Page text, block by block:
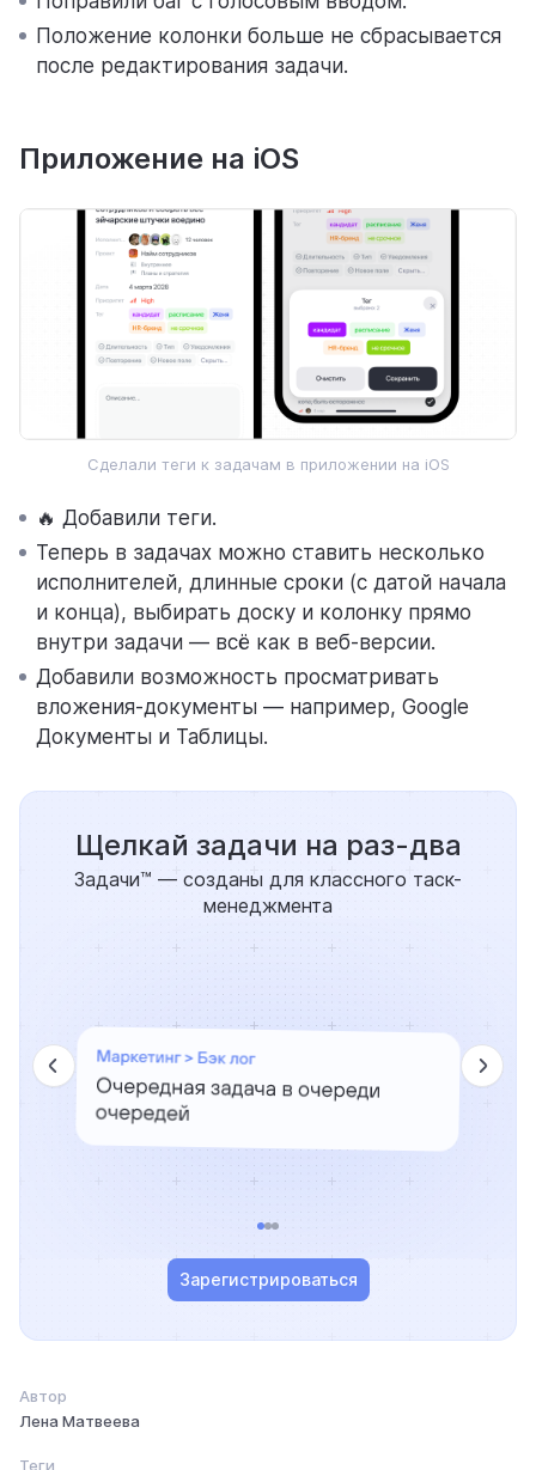
Положение колонки больше не сбрасывается
после редактирования задачи.
Приложение на iOS
Сделали теги к задачам в приложении на iOS
🔥 Добавили теги.
Теперь в задачах можно ставить несколько
исполнителей, длинные сроки (с датой начала
и конца), выбирать доску и колонку прямо
внутри задачи — всё как в веб-версии.
Добавили возможность просматривать
вложения-документы — например, Google
Документы и Таблицы.
Щелкай задачи на раз-два
Задачи™ — созданы для классного таск-
менеджмента
Зарегистрироваться
Автор
Лена Матвеева
Теги